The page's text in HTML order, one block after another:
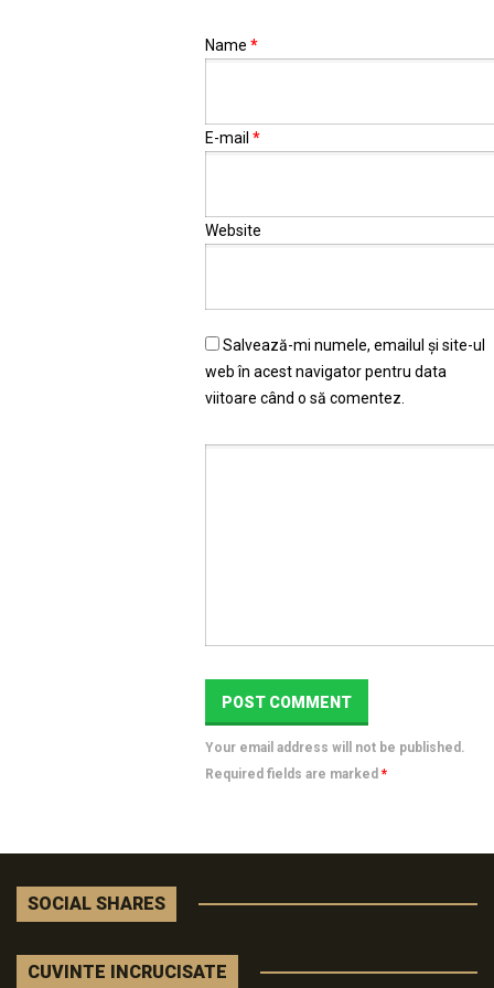
Name *
E-mail *
Website
Salvează-mi numele, emailul și site-ul
web în acest navigator pentru data
viitoare când o să comentez.
Your email address will not be published.
Required fields are marked *
SOCIAL SHARES
CUVINTE INCRUCISATE